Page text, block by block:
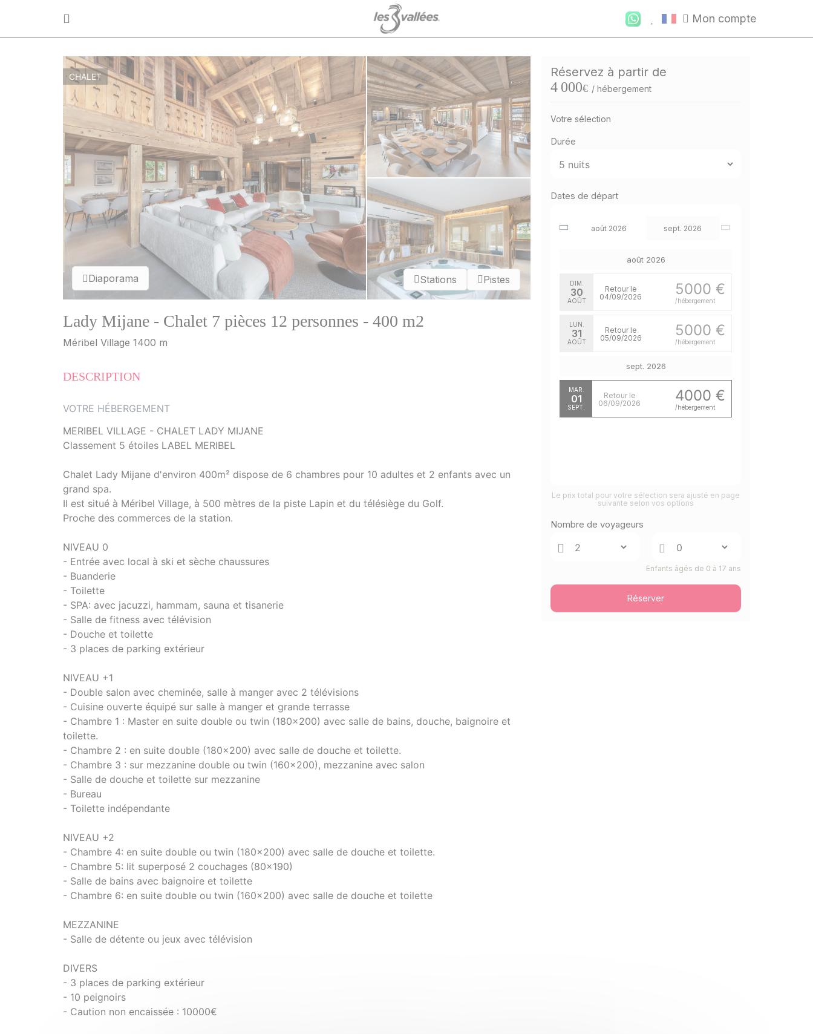
Mon compte
Diaporama Stations Pistes
CHALET
Lady Mijane - Chalet 7 pièces 12 personnes - 400 m2
Méribel Village 1400 m
DESCRIPTION
VOTRE HÉBERGEMENT
MERIBEL VILLAGE - CHALET LADY MIJANE
Classement 5 étoiles LABEL MERIBEL
Chalet Lady Mijane d'environ 400m² dispose de 6 chambres pour 10 adultes et 2 enfants avec un
grand spa.
Il est situé à Méribel Village, à 500 mètres de la piste Lapin et du télésiège du Golf.
Proche des commerces de la station.
NIVEAU 0
- Entrée avec local à ski et sèche chaussures
- Buanderie
- Toilette
- SPA: avec jacuzzi, hammam, sauna et tisanerie
- Salle de fitness avec télévision
- Douche et toilette
- 3 places de parking extérieur
NIVEAU +1
- Double salon avec cheminée, salle à manger avec 2 télévisions
- Cuisine ouverte équipé sur salle à manger et grande terrasse
- Chambre 1 : Master en suite double ou twin (180x200) avec salle de bains, douche, baignoire et
toilette.
- Chambre 2 : en suite double (180x200) avec salle de douche et toilette.
- Chambre 3 : sur mezzanine double ou twin (160x200), mezzanine avec salon
- Salle de douche et toilette sur mezzanine
- Bureau
- Toilette indépendante
NIVEAU +2
- Chambre 4: en suite double ou twin (180x200) avec salle de douche et toilette.
- Chambre 5: lit superposé 2 couchages (80x190)
- Salle de bains avec baignoire et toilette
- Chambre 6: en suite double ou twin (160x200) avec salle de douche et toilette
MEZZANINE
- Salle de détente ou jeux avec télévision
DIVERS
- 3 places de parking extérieur
- 10 peignoirs
- Caution non encaissée : 10000€
Réservez à partir de
4 000€ / hébergement
Votre sélection
Durée
Dates de départ
août 2026 sept. 2026
août 2026
DIM.
30
AOÛT
5000 €
/hébergement
Retour le
04/09/2026
LUN.
31
AOÛT
5000 €
/hébergement
Retour le
05/09/2026
sept. 2026
MAR.
01
SEPT.
4000 €
/hébergement
Retour le
06/09/2026
Le prix total pour votre sélection sera ajusté en page
suivante selon vos options
Nombre de voyageurs
Enfants âgés de 0 à 17 ans
Réserver